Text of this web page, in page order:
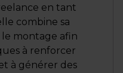
en tant
combine sa
le montage afin
à renforcer
à générer des